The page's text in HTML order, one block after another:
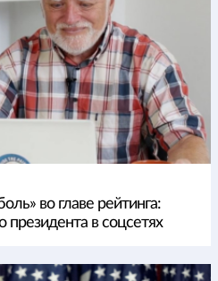
во главе рейтинга:
президента в соцсетях